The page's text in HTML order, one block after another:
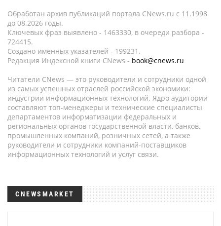
Обработан архив публикаций портала CNews.ru c 11.1998
до 08.2026 годы.
Ключевых фраз выявлено - 1463330, в очереди разбора -
724415.
Создано именных указателей - 199231.
Редакция Индексной книги CNews - book@cnews.ru
Читатели CNews — это руководители и сотрудники одной
из самых успешных отраслей российской экономики:
индустрии информационных технологий. Ядро аудитории
составляют топ-менеджеры и технические специалисты
департаментов информатизации федеральных и
региональных органов государственной власти, банков,
промышленных компаний, розничных сетей, а также
руководители и сотрудники компаний-поставщиков
информационных технологий и услуг связи.
CNEWSMARKET